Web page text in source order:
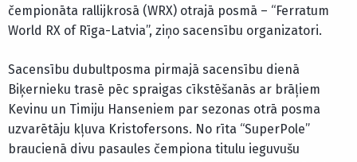
čempionāta rallijkrosā (WRX) otrajā posmā – “Ferratum
World RX of Rīga-Latvia”, ziņo sacensību organizatori.
Sacensību dubultposma pirmajā sacensību dienā
Biķernieku trasē pēc spraigas cīkstēšanās ar brāļiem
Kevinu un Timiju Hanseniem par sezonas otrā posma
uzvarētāju kļuva Kristofersons. No rīta “SuperPole”
braucienā divu pasaules čempiona titulu ieguvušu